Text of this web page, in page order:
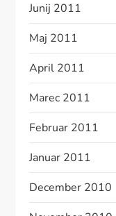
Junij 2011
Maj 2011
April 2011
Marec 2011
Februar 2011
Januar 2011
December 2010